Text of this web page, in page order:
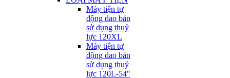
Máy tiện tự
động dao bản
sử dụng thuỷ
lực 120XL
Máy tiện tự
động dao bản
sử dụng thuỷ
lực 120L-54"